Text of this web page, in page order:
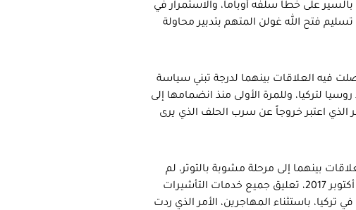
على خطا سلفه أوباما، والاستمرار في
فتح الله غولن المتهم بتدبير محاولة
فيه العلاقات بينهما لدرجة تبني سياسة
لتركيا، وللمرة الأولى منذ انضمامها إلى
الذي اعتبر خروجاً عن سرب الحلف الذي يرى
بينهما إلى مرحلة مشوبة بالتوتر، لم
تشهد مثيلاً منذ عقود، حين أعلنت الولايات المتحدة، الاثنين، 9 أكتوبر 2017، تعليق جميع خدمات التأشيرات
تركيا، باستثناء المهاجرين، الأمر الذي ردت